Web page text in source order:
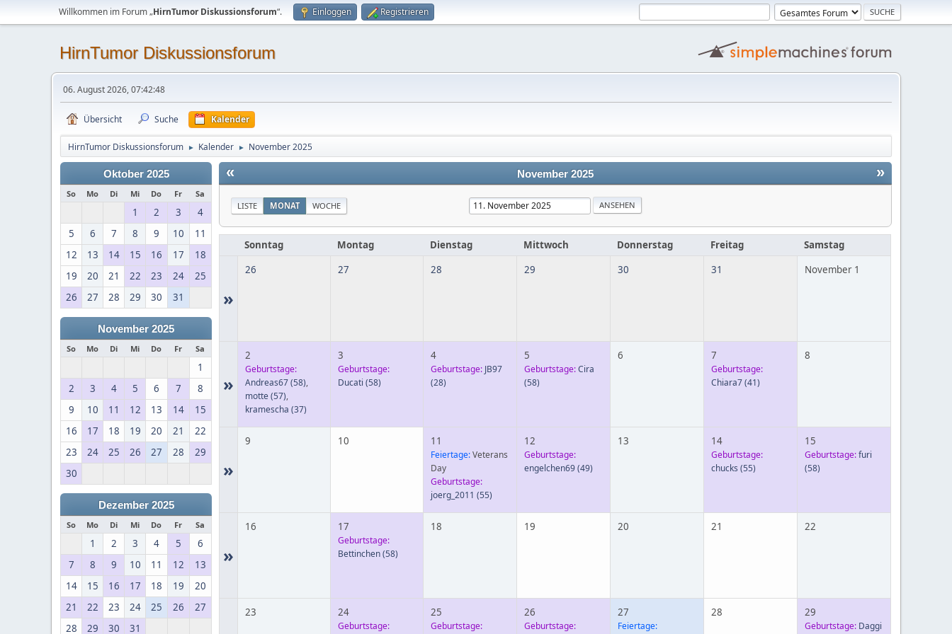
Willkommen im Forum „HirnTumor Diskussionsforum“. Einloggen Registrieren
HirnTumor Diskussionsforum
06. August 2026, 07:42:48
Übersicht Suche Kalender
HirnTumor Diskussionsforum ► Kalender ► November 2025
Oktober 2025
So Mo Di Mi Do Fr Sa
1 2 3
4
5
6 7 8 9 10
11
12
13 14 15 16 17
18
19
20 21 22 23 24
25
26
27 28 29 30 31
November 2025
So Mo Di Mi Do Fr Sa
1
2
3 4 5 6 7
8
9
10 11 12 13 14
15
16
17 18 19 20 21
22
23
24 25 26 27 28
29
30
Dezember 2025
So Mo Di Mi Do Fr Sa
1 2 3 4 5
6
7
8 9 10 11 12
13
14
15 16 17 18 19
20
21
22 23 24 25 26
27
28
29 30 31
« »
November 2025
LISTE MONAT WOCHE
Sonntag Montag Dienstag Mittwoch Donnerstag Freitag Samstag
»
26 27 28 29 30 31 November 1
»
2
Geburtstage:
Andreas67(58),
motte(57),
kramescha (37)
3
Geburtstage:
Ducati (58)
4
Geburtstage: JB97
(28)
5
Geburtstage:Cira
(58)
6 7
Geburtstage:
Chiara7(41)
8
»
9 10 11
Feiertage:Veterans
Day
Geburtstage:
joerg_2011 (55)
12
Geburtstage:
engelchen69(49)
13 14
Geburtstage:
chucks (55)
15
Geburtstage:furi
(58)
»
16 17
Geburtstage:
Bettinchen(58)
18 19 20 21 22
23 24
Geburtstage:
25
Geburtstage:
26
Geburtstage:
27
Feiertage:
28 29
Geburtstage: Daggi